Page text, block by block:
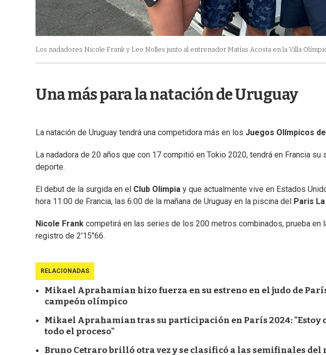
Los nadadores Nicole Frank y Leo Nolles junto al entrenador Matías Acosta en la Villa
Una más para la natación de Uruguay
La natación de Uruguay tendrá una competidora más en los Juegos Olímpicos
La nadadora de 20 años que con 17 compitió en Tokio 2020, tendrá en Francia su
deporte.
El debut de la surgida en el Club Olimpia y que actualmente vive en Estados
hora 11:00 de Francia, las 6:00 de la mañana de Uruguay en la piscina del
Paris
Nicole Frank competirá en las series de los 200 metros combinados, prueba en
registro de 2'15"66.
RELACIONADAS
Mikael Aprahamian hizo fuerza en su estreno en el judo de
campeón olímpico
Mikael Aprahamian tras su participación en París 2024: "Estoy
todo el proceso"
Bruno Cetraro brilló otra vez y se clasificó a las semifinales del